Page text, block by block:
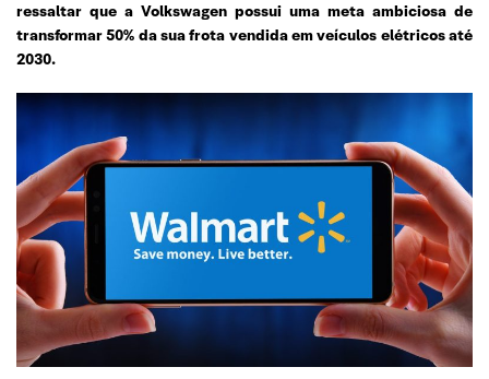
ressaltar que a Volkswagen possui uma meta ambiciosa de
transformar 50% da sua frota vendida em veículos elétricos até
2030.